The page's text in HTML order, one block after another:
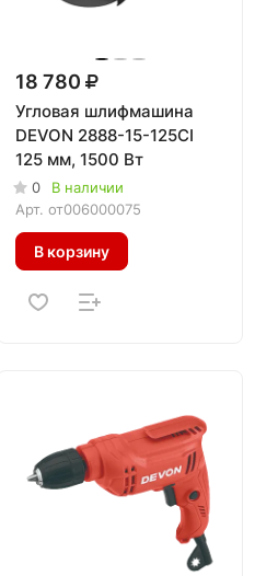
18 780
Угловая шлифмашина
DEVON 2888-15-125CI
125 мм, 1500 Вт
0
В наличии
Арт.от006000075
В корзину